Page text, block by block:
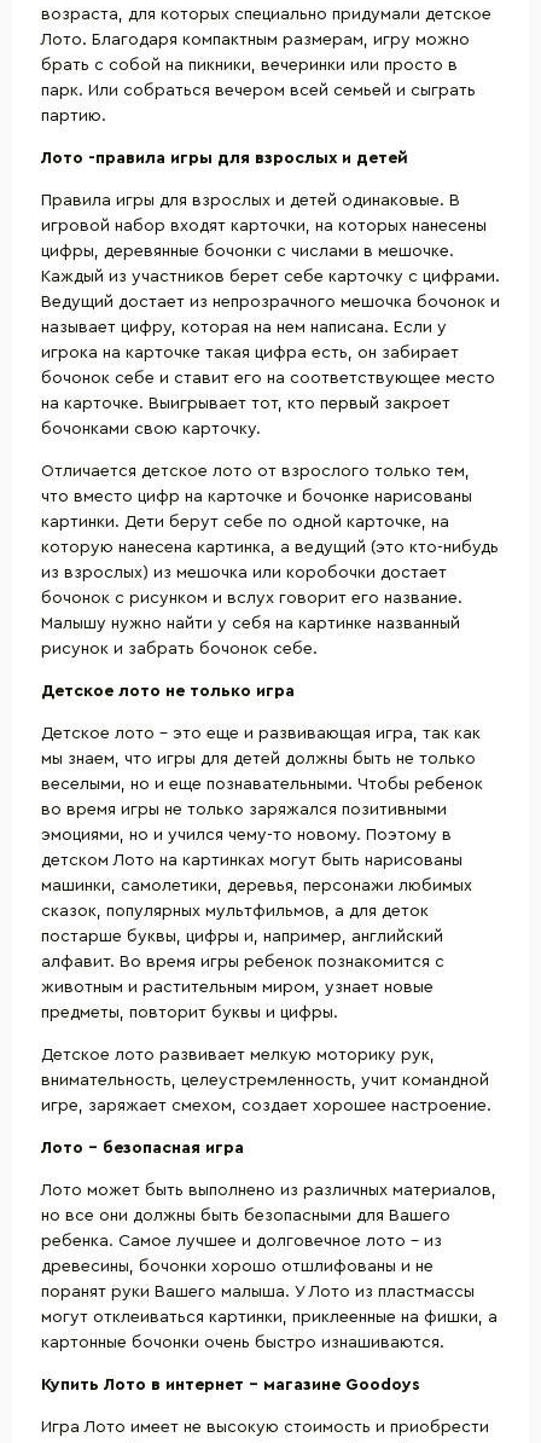
возраста, для которых специально придумали детское
Лото. Благодаря компактным размерам, игру можно
брать с собой на пикники, вечеринки или просто в
парк. Или собраться вечером всей семьей и сыграть
партию.
Лото -правила игры для взрослых и детей
Правила игры для взрослых и детей одинаковые. В
игровой набор входят карточки, на которых нанесены
цифры, деревянные бочонки с числами в мешочке.
Каждый из участников берет себе карточку с цифрами.
Ведущий достает из непрозрачного мешочка бочонок и
называет цифру, которая на нем написана. Если у
игрока на карточке такая цифра есть, он забирает
бочонок себе и ставит его на соответствующее место
на карточке. Выигрывает тот, кто первый закроет
бочонками свою карточку.
Отличается детское лото от взрослого только тем,
что вместо цифр на карточке и бочонке нарисованы
картинки. Дети берут себе по одной карточке, на
которую нанесена картинка, а ведущий (это кто-нибудь
из взрослых) из мешочка или коробочки достает
бочонок с рисунком и вслух говорит его название.
Малышу нужно найти у себя на картинке названный
рисунок и забрать бочонок себе.
Детское лото не только игра
Детское лото – это еще и развивающая игра, так как
мы знаем, что игры для детей должны быть не только
веселыми, но и еще познавательными. Чтобы ребенок
во время игры не только заряжался позитивными
эмоциями, но и учился чему-то новому. Поэтому в
детском Лото на картинках могут быть нарисованы
машинки, самолетики, деревья, персонажи любимых
сказок, популярных мультфильмов, а для деток
постарше буквы, цифры и, например, английский
алфавит. Во время игры ребенок познакомится с
животным и растительным миром, узнает новые
предметы, повторит буквы и цифры.
Детское лото развивает мелкую моторику рук,
внимательность, целеустремленность, учит командной
игре, заряжает смехом, создает хорошее настроение.
Лото – безопасная игра
Лото может быть выполнено из различных материалов,
но все они должны быть безопасными для Вашего
ребенка. Самое лучшее и долговечное лото – из
древесины, бочонки хорошо отшлифованы и не
поранят руки Вашего малыша. У Лото из пластмассы
могут отклеиваться картинки, приклеенные на фишки, а
картонные бочонки очень быстро изнашиваются.
Купить Лото в интернет – магазине Goodoys
Игра Лото имеет не высокую стоимость и приобрести